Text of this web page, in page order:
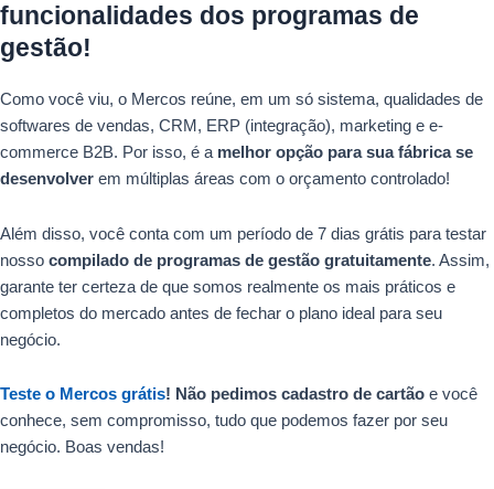
funcionalidades dos programas de
gestão!
Como você viu, o Mercos reúne, em um só sistema, qualidades de
softwares de vendas, CRM, ERP (integração), marketing e e-
commerce B2B. Por isso, é a melhor opção para sua fábrica se
desenvolver em múltiplas áreas com o orçamento controlado!
Além disso, você conta com um período de 7 dias grátis para testar
nosso compilado de programas de gestão gratuitamente. Assim,
garante ter certeza de que somos realmente os mais práticos e
completos do mercado antes de fechar o plano ideal para seu
negócio.
Teste o Mercos grátis! Não pedimos cadastro de cartão e você
conhece, sem compromisso, tudo que podemos fazer por seu
negócio. Boas vendas!